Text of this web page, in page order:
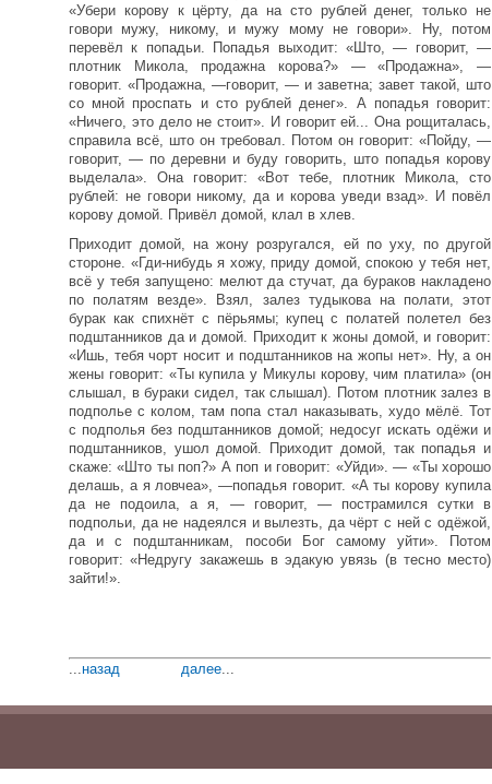
«Убери корову к цёрту, да на сто рублей денег, только не
говори мужу, никому, и мужу мому не говори». Ну, потом
перевёл к попадьи. Попадья выходит: «Што, — говорит, —
плотник Микола, продажна корова?» — «Продажна», —
говорит. «Продажна, —говорит, — и заветна; завет такой, што
со мной проспать и сто рублей денег». А попадья говорит:
«Ничего, это дело не стоит». И говорит ей... Она рощиталась,
справила всё, што он требовал. Потом он говорит: «Пойду, —
говорит, — по деревни и буду говорить, што попадья корову
выделала». Она говорит: «Вот тебе, плотник Микола, сто
рублей: не говори никому, да и корова уведи взад». И повёл
корову домой. Привёл домой, клал в хлев.
Приходит домой, на жону розругался, ей по уху, по другой
стороне. «Гди-нибудь я хожу, приду домой, спокою у тебя нет,
всё у тебя запущено: мелют да стучат, да бураков накладено
по полатям везде». Взял, залез тудыкова на полати, этот
бурак как спихнёт с пёрьямы; купец с полатей полетел без
подштанников да и домой. Приходит к жоны домой, и говорит:
«Ишь, тебя чорт носит и подштанников на жопы нет». Ну, а он
жены говорит: «Ты купила у Микулы корову, чим платила» (он
слышал, в бураки сидел, так слышал). Потом плотник залез в
подполье с колом, там попа стал наказывать, худо мёлё. Тот
с подполья без подштанников домой; недосуг искать одёжи и
подштанников, ушол домой. Приходит домой, так попадья и
скаже: «Што ты поп?» А поп и говорит: «Уйди». — «Ты хорошо
делашь, а я ловчеа», —попадья говорит. «А ты корову купила
да не подоила, а я, — говорит, — пострамился сутки в
подпольи, да не надеялся и вылезть, да чёрт с ней с одёжой,
да и с подштанникам, пособи Бог самому уйти». Потом
говорит: «Недругу закажешь в эдакую увязь (в тесно место)
зайти!».
...назад далее...